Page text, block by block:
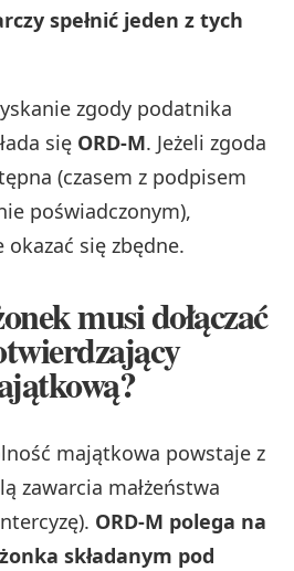
spełnić jeden z tych
zgody podatnika
się ORD‑M. Jeżeli zgoda
(czasem z podpisem
poświadczonym),
się zbędne.
musi dołączać
majątkowa powstaje z
zawarcia małżeństwa
ORD‑M polega na
składanym pod